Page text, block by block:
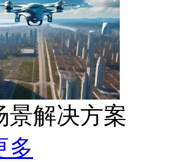
景解决方案
多